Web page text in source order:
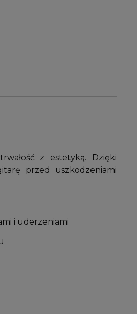
z estetyką. Dzięki
przed uszkodzeniami
i uderzeniami